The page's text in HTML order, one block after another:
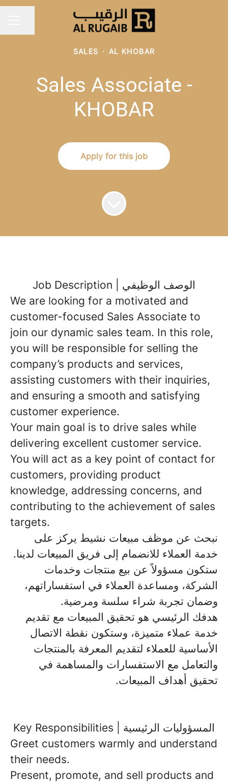
SALES · AL KHOBAR
Sales Associate -
KHOBAR
Apply for this job
Job Description | الوصف الوظيفي
We are looking for a motivated and
customer-focused Sales Associate to
join our dynamic sales team. In this role,
you will be responsible for selling the
company’s products and services,
assisting customers with their inquiries,
and ensuring a smooth and satisfying
customer experience.
Your main goal is to drive sales while
delivering excellent customer service.
You will act as a key point of contact for
customers, providing product
knowledge, addressing concerns, and
contributing to the achievement of sales
targets.
نبحث عن موظف مبيعات نشيط يركز على
خدمة العملاء للانضمام إلى فريق المبيعات لدينا.
ستكون مسؤولاً عن بيع منتجات وخدمات
الشركة، ومساعدة العملاء في استفساراتهم،
وضمان تجربة شراء سلسة ومرضية.
هدفك الرئيسي هو تحقيق المبيعات مع تقديم
خدمة عملاء متميزة، وستكون نقطة الاتصال
الأساسية للعملاء لتقديم المعرفة بالمنتجات
والتعامل مع الاستفسارات والمساهمة في
تحقيق أهداف المبيعات.
Key Responsibilities | المسؤوليات الرئيسية
Greet customers warmly and understand
their needs.
Present, promote, and sell products and